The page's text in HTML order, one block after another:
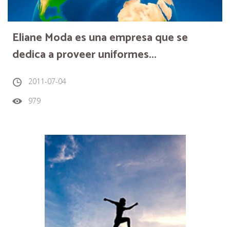
Eliane Moda es una empresa que se
dedica a proveer uniformes...
2011-07-04
979